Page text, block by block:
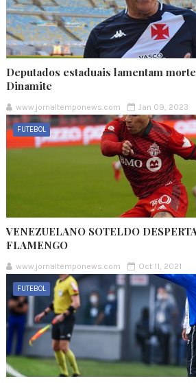
Deputados estaduais lamentam
Dinamite
www.jornaltemponews.com Jan 09, 2023
FUTEBOL
VENEZUELANO SOTELDO
FLAMENGO
www.jornaltemponews.com Oct 11, 2021
FUTEBOL